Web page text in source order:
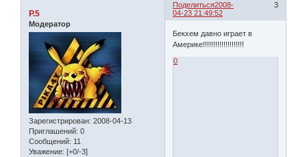
Поделиться 3
2008-
04-23 21:49:52
P.5
Модератор
Зарегистрирован: 2008-04-13
Приглашений: 0
Сообщений: 11
Уважение: [+0/-3]
Бекхем давно играет в
Америке!!!!!!!!!!!!!!!!!!!!
0